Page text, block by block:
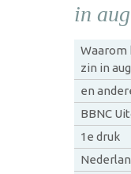
in
Waarom
zin in
en
BBNC
1e druk